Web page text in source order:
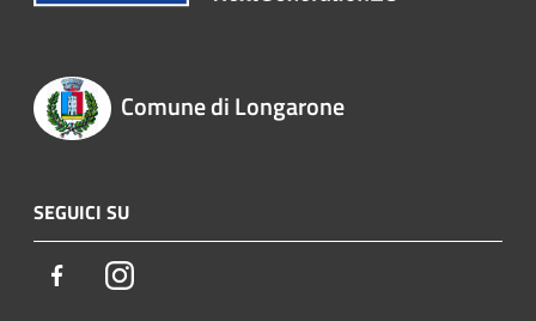
Comune di Longarone
SEGUICI SU
FacebookInstagram